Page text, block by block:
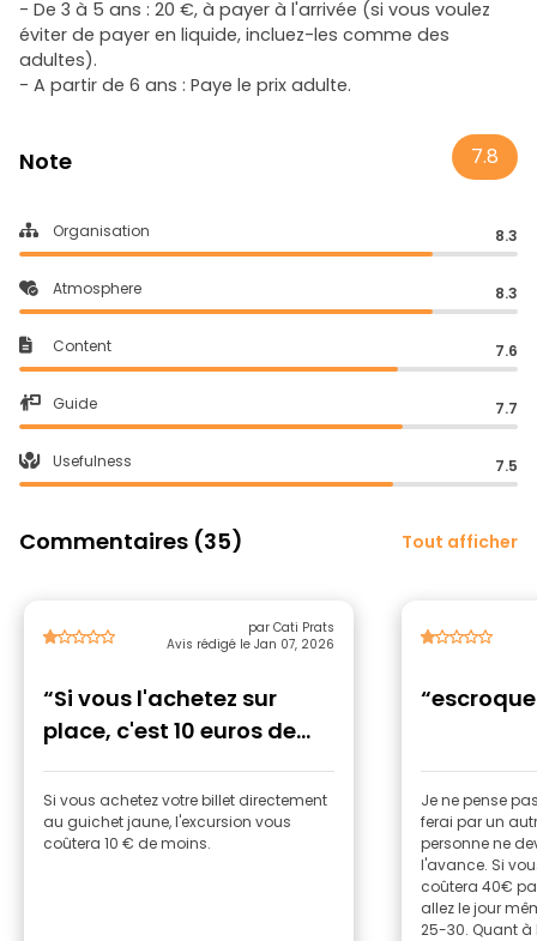
- De 3 à 5 ans : 20 €, à payer à l'arrivée (si vous voulez
éviter de payer en liquide, incluez-les comme des
adultes).
- A partir de 6 ans : Paye le prix adulte.
Note 7.8
Organisation 8.3
Atmosphere 8.3
Content 7.6
Guide 7.7
Usefulness 7.5
Commentaires (35) Tout afficher
par Cati Prats
Avis rédigé le Jan 07, 2026
“Si vous l'achetez sur
place, c'est 10 euros de
moins.”
Si vous achetez votre billet directement
au guichet jaune, l'excursion vous
coûtera 10 € de moins.
Je ne pense
ferai par un
personne ne
l'avance. Si
coûtera 40€
allez le jour
25-30. Quant à